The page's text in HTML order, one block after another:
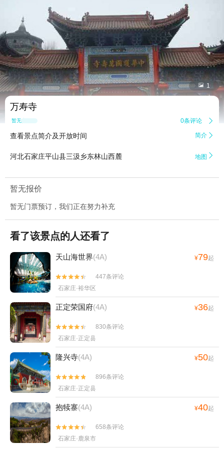
 1
万寿寺
暂无点评 0条评论 
查看景点简介及开放时间 简介 
河北石家庄平山县三汲乡东林山西麓 地图 
暂无报价
暂无门票预订，我们正在努力补充
看了该景点的人还看了
天山海世界(4A) ¥79起


447条评论
石家庄·裕华区
正定荣国府(4A) ¥36起


830条评论
石家庄·正定县
隆兴寺(4A) ¥50起


896条评论
石家庄·正定县
抱犊寨(4A) ¥40起


658条评论
石家庄·鹿泉市